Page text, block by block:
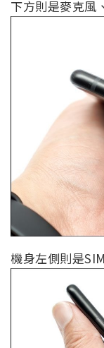
下方則是麥克風
機身左側則是